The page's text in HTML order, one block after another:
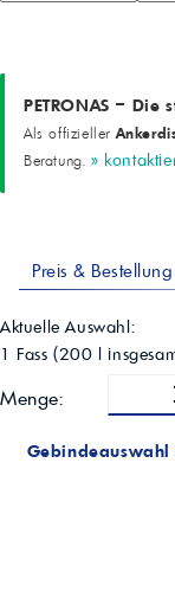
PETRONAS – Die
Als offizieller
Beratung. »
Preis & Bestellung
Aktuelle Auswahl:
1 Fass (200 l
Menge:
Gebindeauswahl